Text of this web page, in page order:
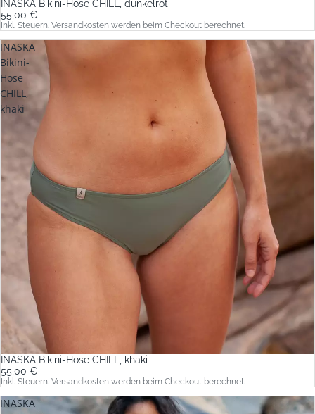
INASKA Bikini-Hose CHILL, dunkelrot
55,00 €
Inkl. Steuern. Versandkosten werden beim Checkout berechnet.
INASKA
Bikini-
Hose
CHILL,
khaki
INASKA Bikini-Hose CHILL, khaki
55,00 €
Inkl. Steuern. Versandkosten werden beim Checkout berechnet.
INASKA